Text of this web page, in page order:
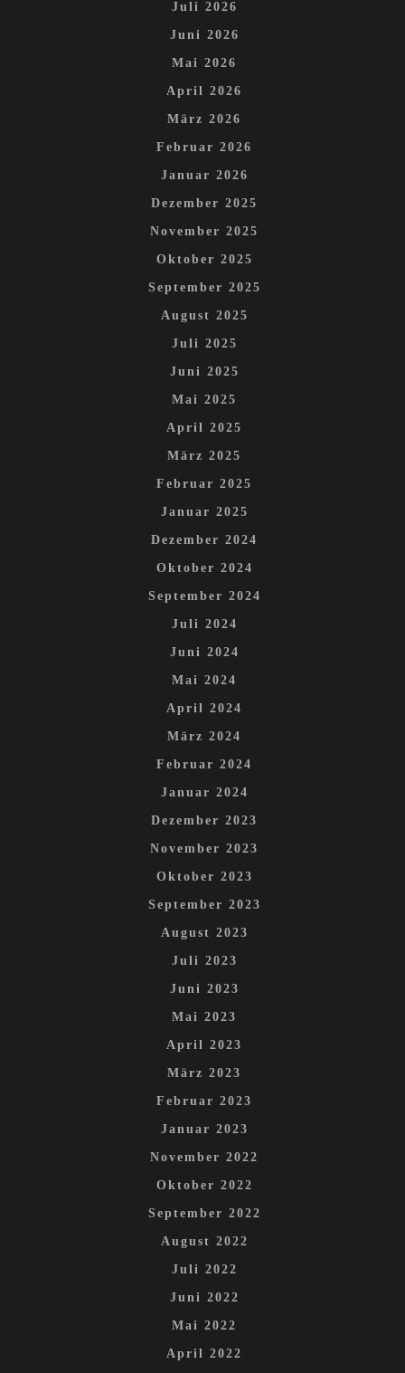
Juli 2026
Juni 2026
Mai 2026
April 2026
März 2026
Februar 2026
Januar 2026
Dezember 2025
November 2025
Oktober 2025
September 2025
August 2025
Juli 2025
Juni 2025
Mai 2025
April 2025
März 2025
Februar 2025
Januar 2025
Dezember 2024
Oktober 2024
September 2024
Juli 2024
Juni 2024
Mai 2024
April 2024
März 2024
Februar 2024
Januar 2024
Dezember 2023
November 2023
Oktober 2023
September 2023
August 2023
Juli 2023
Juni 2023
Mai 2023
April 2023
März 2023
Februar 2023
Januar 2023
November 2022
Oktober 2022
September 2022
August 2022
Juli 2022
Juni 2022
Mai 2022
April 2022